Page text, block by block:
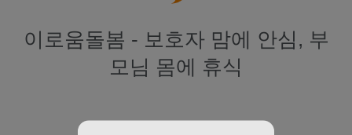
이로움돌봄 - 보호자 맘에 안심, 부
모님 몸에 휴식